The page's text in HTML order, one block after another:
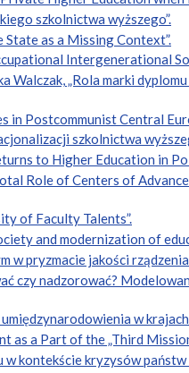
szkolnictwa wyższego”.
as a Missing Context”.
Intergenerational
„Rola marki
Postcommunist Central
szkolnictwa
to Higher Education in
Role of Centers of
of Faculty Talents”.
and modernization of
w pryzmacie jakości
czy nadzorować?
w krajach
as a Part of the „Third
kontekście kryzysów państw